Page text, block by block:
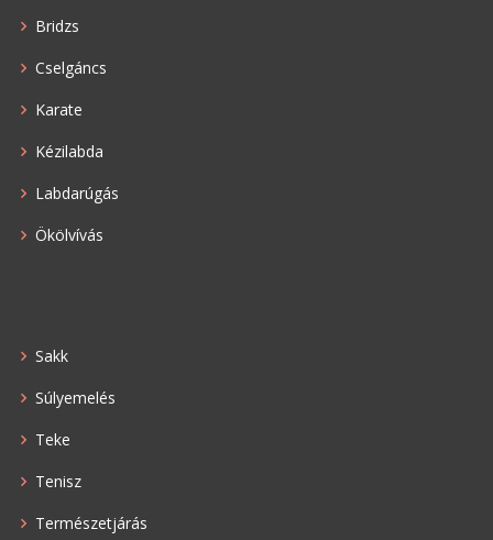
Bridzs
Cselgáncs
Karate
Kézilabda
Labdarúgás
Ökölvívás
Sakk
Súlyemelés
Teke
Tenisz
Természetjárás